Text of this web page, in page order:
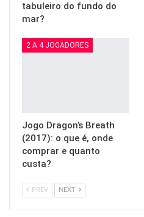
tabuleiro do fundo do
mar?
2 A 4 JOGADORES
Jogo Dragon’s Breath
(2017): o que é, onde
comprar e quanto
custa?
PREV NEXT